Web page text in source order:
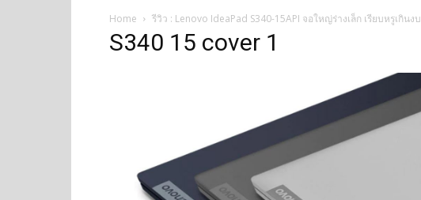
Home รีวิว : Lenovo IdeaPad S340-15API จอใหญ่ร่างเล็ก เรียบหรูเกินงบ
S340 15 cover 1